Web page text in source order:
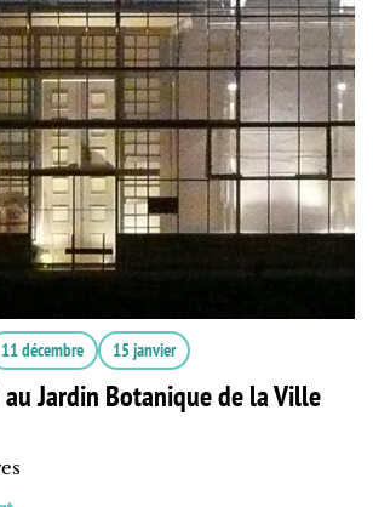
11 décembre 15 janvier
au Jardin Botanique de la Ville